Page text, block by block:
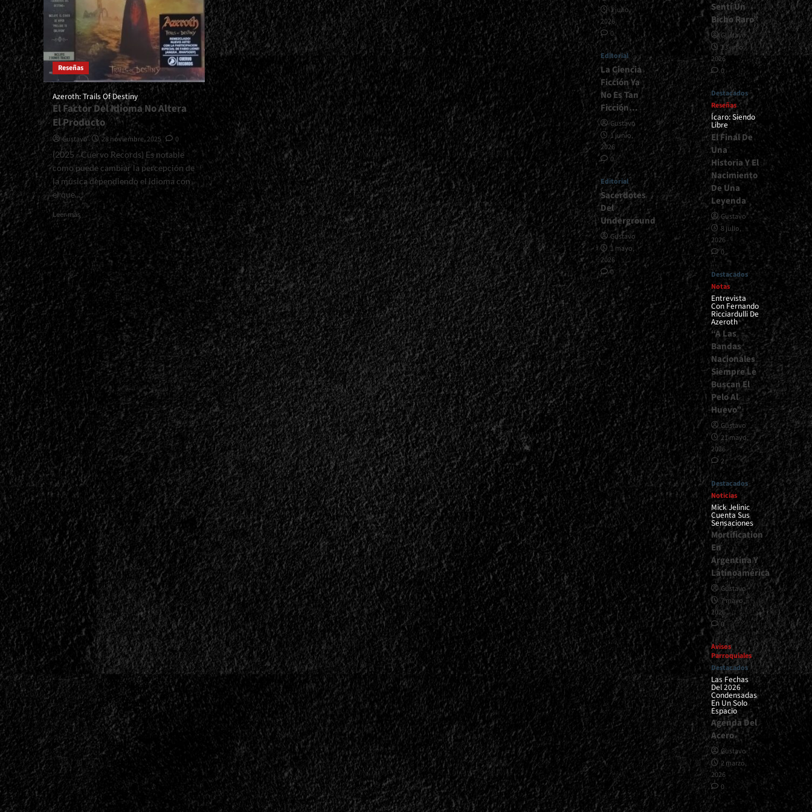
Reseñas
Azeroth: Trails Of Destiny
El Factor Del Idioma No Altera
El Producto
Gustavo 28 noviembre, 2025
0
(2025 - Cuervo Records) Es notable
como puede cambiar la percepción de
la música dependiendo el idioma con
el que...
Leer más Read
more
about
<small>Azeroth:
Trails
Of
Destiny<span>
</span>
</small>
<div>El
Factor
Del
Idioma
No
Altera
El
Producto</div>
1 julio,
2026
0
Editorial
La Ciencia
Ficción Ya
No Es Tan
Ficción…
Gustavo
1 junio,
2026
0
Editorial
Sacerdotes
Del
Underground
Gustavo
1 mayo,
2026
0
Sentí Un
Bicho Raro”
Gustavo
13 julio,
2026
0
Destacados
Reseñas
Ícaro: Siendo
Libre
El Final De
Una
Historia Y El
Nacimiento
De Una
Leyenda
Gustavo
8 julio,
2026
0
Destacados
Notas
Entrevista
Con Fernando
Ricciardulli De
Azeroth
“A Las
Bandas
Nacionales
Siempre Le
Buscan El
Pelo Al
Huevo”
Gustavo
21 mayo,
2026
2
Destacados
Noticias
Mick Jelinic
Cuenta Sus
Sensaciones
Mortification
En
Argentina Y
Latinoamérica
Gustavo
7 mayo,
2026
0
Avisos
Parroquiales
Destacados
Las Fechas
Del 2026
Condensadas
En Un Solo
Espacio
Agenda Del
Acero
Gustavo
2 marzo,
2026
0